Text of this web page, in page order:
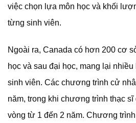
việc chọn lựa môn học và khối
từng sinh viên.
Ngoài ra, Canada có hơn 200 cơ
học và sau đại học, mang lại
sinh viên. Các chương trình cử
năm, trong khi chương trình thạc sĩ
vòng từ 1 đến 2 năm. Chương